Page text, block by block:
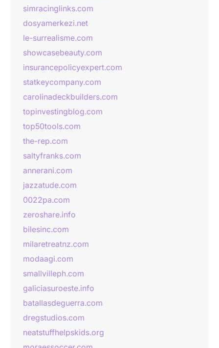
simracinglinks.com
dosyamerkezi.net
le-surrealisme.com
showcasebeauty.com
insurancepolicyexpert.com
statkeycompany.com
carolinadeckbuilders.com
topinvestingblog.com
top50tools.com
the-rep.com
saltyfranks.com
annerani.com
jazzatude.com
0022pa.com
zeroshare.info
bilesinc.com
milaretreatnz.com
modaagi.com
smallvilleph.com
galiciasuroeste.info
batallasdeguerra.com
dregstudios.com
neatstuffhelpskids.org